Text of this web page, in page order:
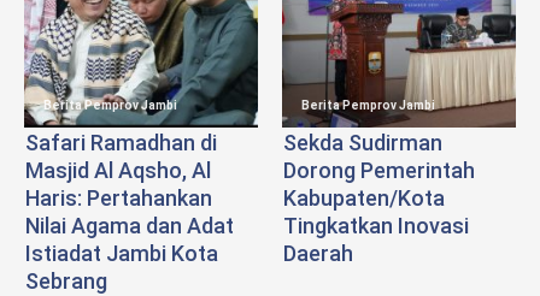
Berita Pemprov Jambi
Safari Ramadhan di
Masjid Al Aqsho, Al
Haris: Pertahankan
Nilai Agama dan Adat
Istiadat Jambi Kota
Sebrang
Berita Pemprov Jambi
Sekda Sudirman
Dorong Pemerintah
Kabupaten/Kota
Tingkatkan Inovasi
Daerah